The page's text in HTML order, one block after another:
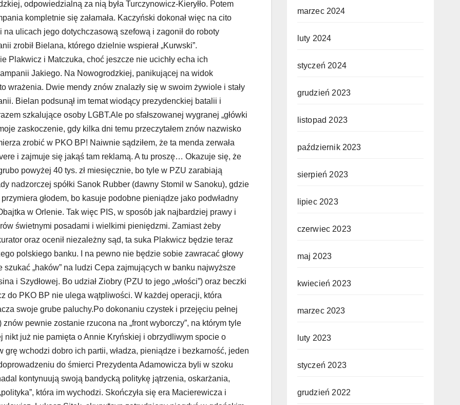
marzec 2024
luty 2024
styczeń 2024
grudzień 2023
listopad 2023
październik 2023
sierpień 2023
lipiec 2023
czerwiec 2023
maj 2023
kwiecień 2023
marzec 2023
luty 2023
styczeń 2023
grudzień 2022